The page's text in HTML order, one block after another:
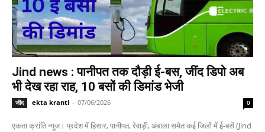
Jind news : पानीपत तक दौड़ी ई-बस, जींद डिपो अब
भी देख रहा राह, 10 बसों की डिमांड भेजी
जींद ekta kranti - 07/06/2026 0
एकता क्रांति न्यूज। प्रदेश में हिसार, पानीपत, रेवाड़ी, अंबाला समेत कई जिलों में ई-बसें (Jind